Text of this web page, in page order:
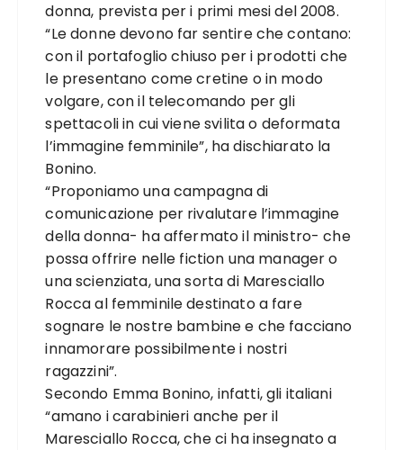
donna, prevista per i primi mesi del 2008.
“Le donne devono far sentire che contano:
con il portafoglio chiuso per i prodotti che
le presentano come cretine o in modo
volgare, con il telecomando per gli
spettacoli in cui viene svilita o deformata
l’immagine femminile”, ha dischiarato la
Bonino.
“Proponiamo una campagna di
comunicazione per rivalutare l’immagine
della donna- ha affermato il ministro- che
possa offrire nelle fiction una manager o
una scienziata, una sorta di Maresciallo
Rocca al femminile destinato a fare
sognare le nostre bambine e che facciano
innamorare possibilmente i nostri
ragazzini”.
Secondo Emma Bonino, infatti, gli italiani
“amano i carabinieri anche per il
Maresciallo Rocca, che ci ha insegnato a